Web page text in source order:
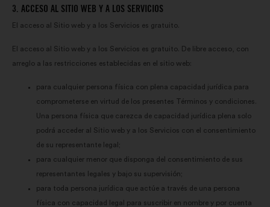
3. ACCESO AL SITIO WEB Y A LOS SERVICIOS
El acceso al Sitio web y a los Servicios es gratuito.
El acceso al Sitio web y a los Servicios es gratuito. De libre acceso, con
arreglo a las restricciones establecidas en el sitio web:
para cualquier persona física con plena capacidad jurídica para
comprometerse en virtud de los presentes Términos y condiciones.
Una persona física que carezca de capacidad jurídica plena solo
podrá acceder al Sitio web y a los Servicios con el consentimiento
de su representante legal;
para cualquier menor que disponga del consentimiento de sus
representantes legales y bajo su supervisión;
para toda persona jurídica que actúe a través de una persona
física con capacidad legal para suscribir en nombre y por cuenta